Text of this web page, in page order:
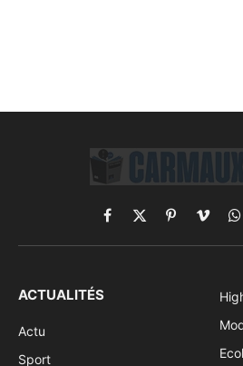
Facebook
X
(Twitter)
PinterestVimeo
ACTUALITÉS
Actu
Sport